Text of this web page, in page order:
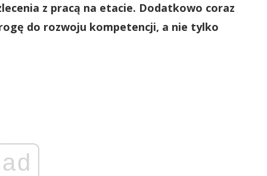
z pracą na etacie. Dodatkowo coraz
do rozwoju kompetencji, a nie tylko
ad